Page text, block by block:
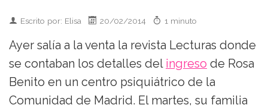
Escrito por: Elisa 20/02/2014 1 minuto
Ayer salía a la venta la revista Lecturas donde
se contaban los detalles del ingreso de Rosa
Benito en un centro psiquiátrico de la
Comunidad de Madrid. El martes, su familia